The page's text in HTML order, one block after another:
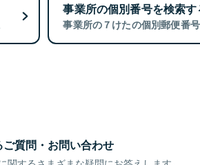
事業所の個別番号を検索す
事業所の７けたの個別郵便番号
ご質問・お問い合わせ